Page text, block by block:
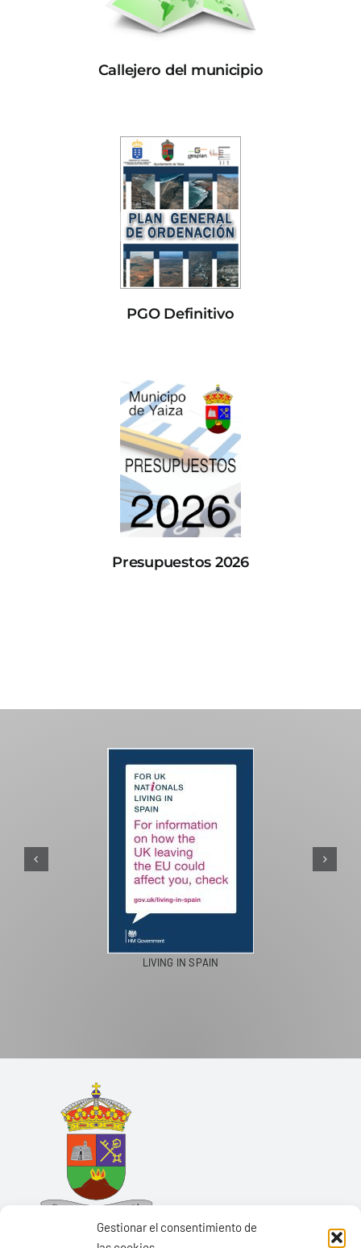
Gestionar el consentimiento de
Callejero del municipio
PGO Definitivo
Presupuestos 2026
LIVING IN SPAIN